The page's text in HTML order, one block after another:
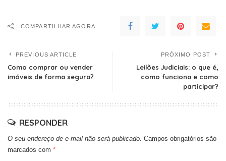
COMPARTILHAR AGORA
PREVIOUS ARTICLE
Como comprar ou vender
imóveis de forma segura?
PRÓXIMO POST
Leilões Judiciais: o que é,
como funciona e como
participar?
RESPONDER
O seu endereço de e-mail não será publicado. Campos obrigatórios são
marcados com *